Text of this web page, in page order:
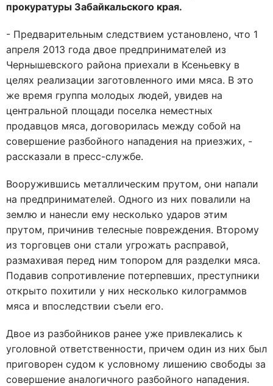
прокуратуры Забайкальского края.
- Предварительным следствием установлено, что 1
апреля 2013 года двое предпринимателей из
Чернышевского района приехали в Ксеньевку в
целях реализации заготовленного ими мяса. В это
же время группа молодых людей, увидев на
центральной площади поселка неместных
продавцов мяса, договорилась между собой на
совершение разбойного нападения на приезжих, -
рассказали в пресс-службе.
Вооружившись металлическим прутом, они напали
на предпринимателей. Одного из них повалили на
землю и нанесли ему несколько ударов этим
прутом, причинив телесные повреждения. Второму
из торговцев они стали угрожать расправой,
размахивая перед ним топором для разделки мяса.
Подавив сопротивление потерпевших, преступники
открыто похитили у них несколько килограммов
мяса и впоследствии съели его.
Двое из разбойников ранее уже привлекались к
уголовной ответственности, причем один из них был
приговорен судом к условному лишению свободы за
совершение аналогичного разбойного нападения.